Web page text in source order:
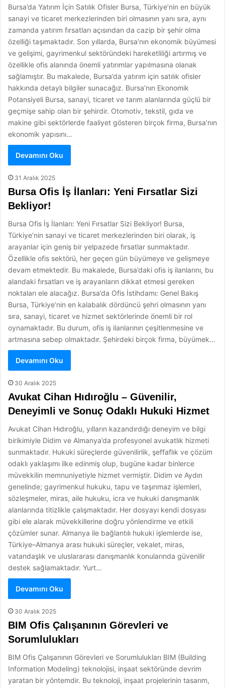
Bursa’da Yatırım İçin Satılık Ofisler Bursa, Türkiye’nin en büyük
sanayi ve ticaret merkezlerinden biri olmasının yanı sıra, aynı
zamanda yatırım fırsatları açısından da cazip bir şehir olma
özelliği taşımaktadır. Son yıllarda, Bursa’nın ekonomik büyümesi
ve gelişimi, gayrimenkul sektöründeki hareketliliği artırmış ve
özellikle ofis alanında önemli yatırımlar yapılmasına olanak
sağlamıştır. Bu makalede, Bursa’da yatırım için satılık ofisler
hakkında detaylı bilgiler sunacağız. Bursa’nın Ekonomik
Potansiyeli Bursa, sanayi, ticaret ve tarım alanlarında güçlü bir
geçmişe sahip olan bir şehirdir. Otomotiv, tekstil, gıda ve
makine gibi sektörlerde faaliyet gösteren birçok firma, Bursa’nın
ekonomik yapısını…
Devamını Oku
31 Aralık 2025
Bursa Ofis İş İlanları: Yeni Fırsatlar Sizi
Bekliyor!
Bursa Ofis İş İlanları: Yeni Fırsatlar Sizi Bekliyor! Bursa,
Türkiye’nin sanayi ve ticaret merkezlerinden biri olarak, iş
arayanlar için geniş bir yelpazede fırsatlar sunmaktadır.
Özellikle ofis sektörü, her geçen gün büyümeye ve gelişmeye
devam etmektedir. Bu makalede, Bursa’daki ofis iş ilanlarını, bu
alandaki fırsatları ve iş arayanların dikkat etmesi gereken
noktaları ele alacağız. Bursa’da Ofis İstihdamı: Genel Bakış
Bursa, Türkiye’nin en kalabalık dördüncü şehri olmasının yanı
sıra, sanayi, ticaret ve hizmet sektörlerinde önemli bir rol
oynamaktadır. Bu durum, ofis iş ilanlarının çeşitlenmesine ve
artmasına sebep olmaktadır. Şehirdeki birçok firma, büyümek…
Devamını Oku
30 Aralık 2025
Avukat Cihan Hıdıroğlu – Güvenilir,
Deneyimli ve Sonuç Odaklı Hukuki Hizmet
Avukat Cihan Hıdıroğlu, yılların kazandırdığı deneyim ve bilgi
birikimiyle Didim ve Almanya’da profesyonel avukatlık hizmeti
sunmaktadır. Hukuki süreçlerde güvenilirlik, şeffaflık ve çözüm
odaklı yaklaşımı ilke edinmiş olup, bugüne kadar binlerce
müvekkilin memnuniyetiyle hizmet vermiştir. Didim ve Aydın
genelinde; gayrimenkul hukuku, tapu ve taşınmaz işlemleri,
sözleşmeler, miras, aile hukuku, icra ve hukuki danışmanlık
alanlarında titizlikle çalışmaktadır. Her dosyayı kendi dosyası
gibi ele alarak müvekkillerine doğru yönlendirme ve etkili
çözümler sunar. Almanya ile bağlantılı hukuki işlemlerde ise,
Türkiye–Almanya arası hukuki süreçler, vekalet, miras,
vatandaşlık ve uluslararası danışmanlık konularında güvenilir
destek sağlamaktadır. Yurt…
Devamını Oku
30 Aralık 2025
BIM Ofis Çalışanının Görevleri ve
Sorumlulukları
BIM Ofis Çalışanının Görevleri ve Sorumlulukları BIM (Building
Information Modeling) teknolojisi, inşaat sektöründe devrim
yaratan bir yöntemdir. Bu teknoloji, inşaat projelerinin tasarım,